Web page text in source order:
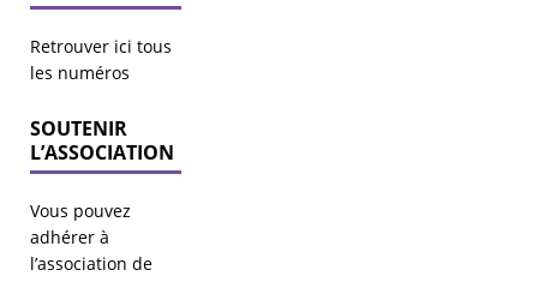
Retrouver ici tous
les numéros
SOUTENIR
L’ASSOCIATION
Vous pouvez
adhérer à
l’association de